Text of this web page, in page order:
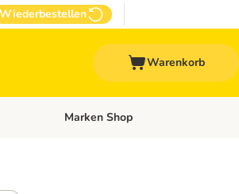
Wiederbestellen
Warenkorb
Andere HaustiereKategorie-Menü öffnen: Diätfutter
Marken Shop